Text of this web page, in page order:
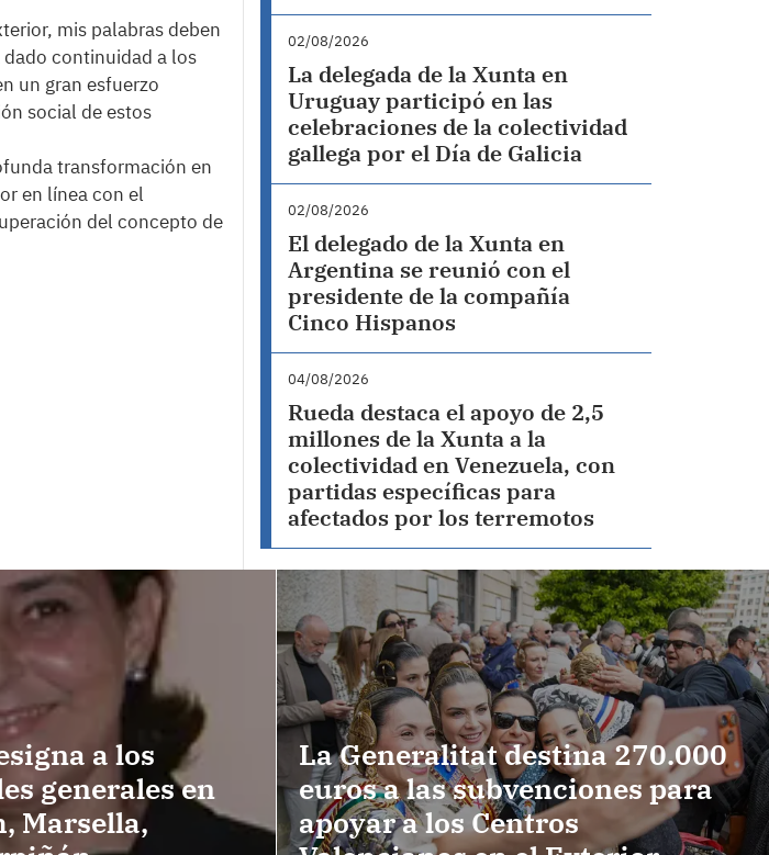
mis palabras deben
continuidad a los
un gran esfuerzo
social de estos
transformación en
en línea con el
del concepto de
02/08/2026
La delegada de la Xunta en
Uruguay participó en las
celebraciones de la colectividad
gallega por el Día de Galicia
02/08/2026
El delegado de la Xunta en
Argentina se reunió con el
presidente de la compañía
Cinco Hispanos
04/08/2026
Rueda destaca el apoyo de 2,5
millones de la Xunta a la
colectividad en Venezuela, con
partidas específicas para
afectados por los terremotos
a los
generales en
Marsella,
La Generalitat destina 270.000
euros a las subvenciones para
apoyar a los Centros